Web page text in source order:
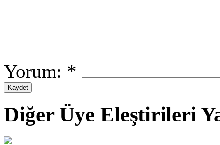
Yorum: *
Diğer Üye Eleştirileri